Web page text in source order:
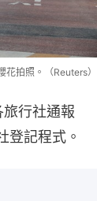
拍照。（Reuters）
行社通報
登記程式。